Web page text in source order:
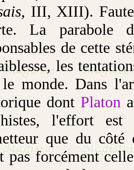
, III, XIII). Faute
La parabole
de cette
les
monde. Dans
dont Platon
l'effort
que du côté
pas forcément